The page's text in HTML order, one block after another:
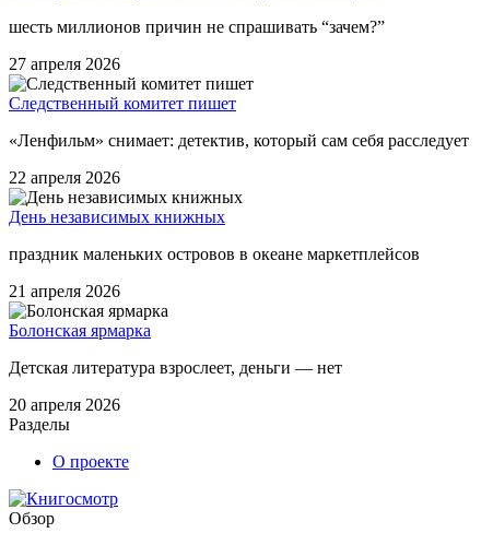
шесть миллионов причин не спрашивать “зачем?”
27 апреля 2026
Следственный комитет пишет
«Ленфильм» снимает: детектив, который сам себя расследует
22 апреля 2026
День независимых книжных
праздник маленьких островов в океане маркетплейсов
21 апреля 2026
Болонская ярмарка
Детская литература взрослеет, деньги — нет
20 апреля 2026
Разделы
О проекте
Обзор